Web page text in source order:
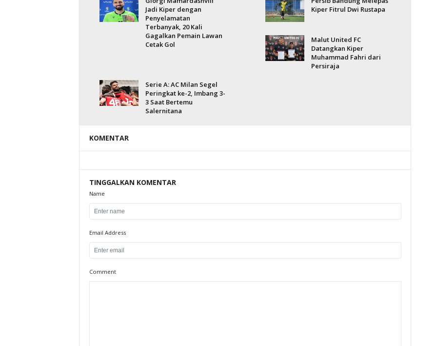
Jadi Kiper dengan
Penyelamatan
Terbanyak, 20 Kali
Gagalkan Pemain Lawan
Cetak Gol
Kiper Fitrul Dwi Rustapa
Malut United FC
Datangkan Kiper
Muhammad Fahri dari
Persiraja
Serie A: AC Milan Segel
Peringkat ke-2, Imbang 3-
3 Saat Bertemu
Salernitana
KOMENTAR
TINGGALKAN KOMENTAR
Name
Email Address
Comment